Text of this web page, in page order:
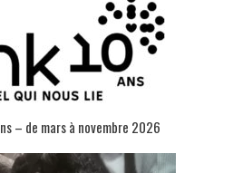
– de mars à novembre 2026